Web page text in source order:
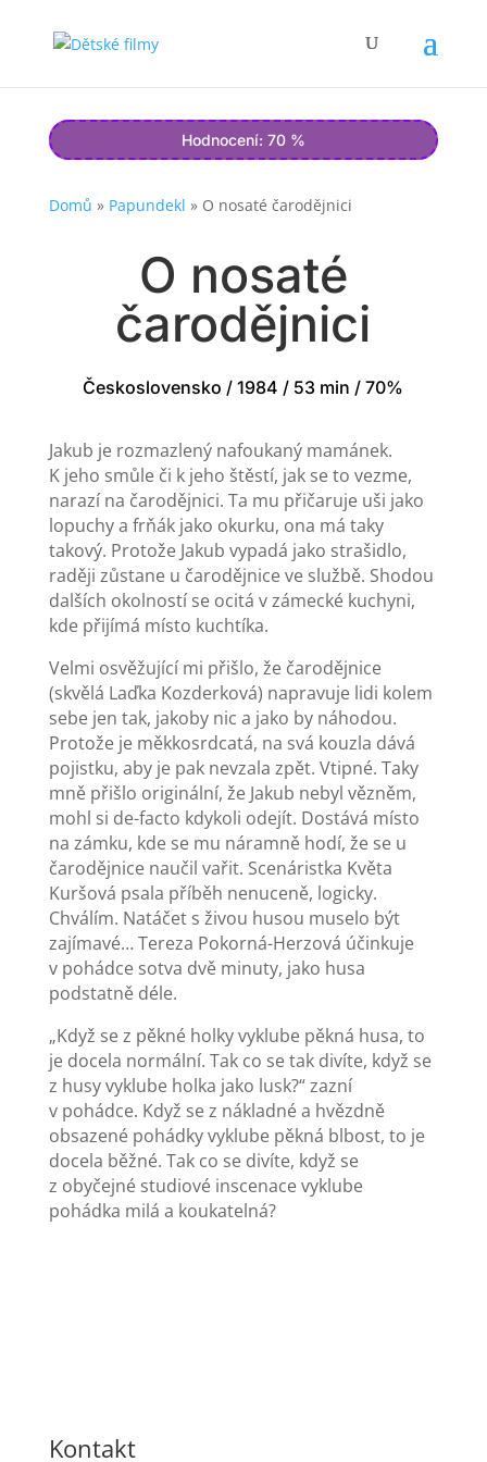
Hodnocení: 70 %
Domů » Papundekl » O nosaté čarodějnici
O nosaté
čarodějnici
Československo / 1984 / 53 min / 70%
Jakub je rozmazlený nafoukaný mamánek.
K jeho smůle či k jeho štěstí, jak se to vezme,
narazí na čarodějnici. Ta mu přičaruje uši jako
lopuchy a frňák jako okurku, ona má taky
takový. Protože Jakub vypadá jako strašidlo,
raději zůstane u čarodějnice ve službě. Shodou
dalších okolností se ocitá v zámecké kuchyni,
kde přijímá místo kuchtíka.
Velmi osvěžující mi přišlo, že čarodějnice
(skvělá Laďka Kozderková) napravuje lidi kolem
sebe jen tak, jakoby nic a jako by náhodou.
Protože je měkkosrdcatá, na svá kouzla dává
pojistku, aby je pak nevzala zpět. Vtipné. Taky
mně přišlo originální, že Jakub nebyl vězněm,
mohl si de-facto kdykoli odejít. Dostává místo
na zámku, kde se mu náramně hodí, že se u
čarodějnice naučil vařit. Scenáristka Květa
Kuršová psala příběh nenuceně, logicky.
Chválím. Natáčet s živou husou muselo být
zajímavé… Tereza Pokorná-Herzová účinkuje
v pohádce sotva dvě minuty, jako husa
podstatně déle.
„Když se z pěkné holky vyklube pěkná husa, to
je docela normální. Tak co se tak divíte, když se
z husy vyklube holka jako lusk?“ zazní
v pohádce. Když se z nákladné a hvězdně
obsazené pohádky vyklube pěkná blbost, to je
docela běžné. Tak co se divíte, když se
z obyčejné studiové inscenace vyklube
pohádka milá a koukatelná?
Kontakt